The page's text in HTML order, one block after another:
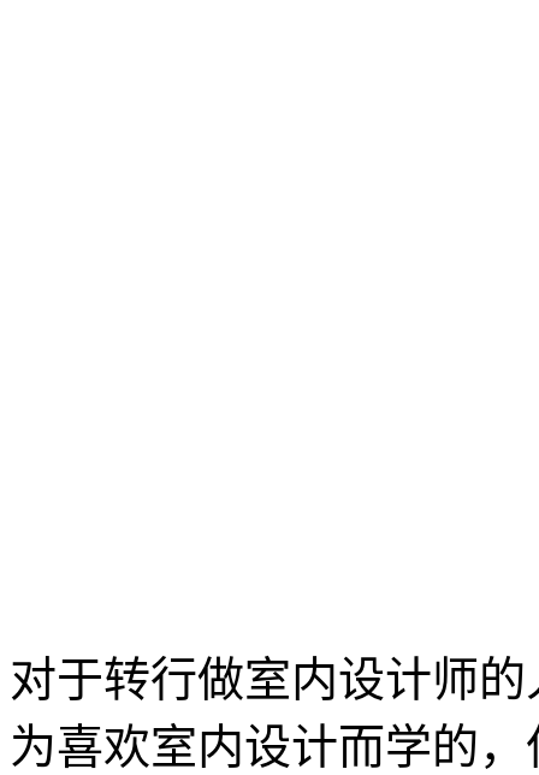
对于转行做室内设计师
为喜欢室内设计而学的